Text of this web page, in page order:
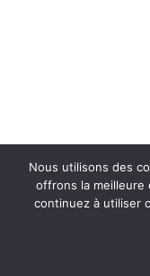
Nous utilisons des
offrons la meilleure
continuez à utiliser